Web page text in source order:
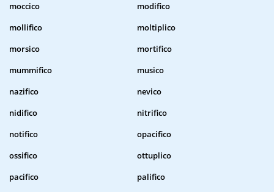
moccico
modifico
mollifico
moltiplico
morsico
mortifico
mummifico
musico
nazifico
nevico
nidifico
nitrifico
notifico
opacifico
ossifico
ottuplico
pacifico
palifico